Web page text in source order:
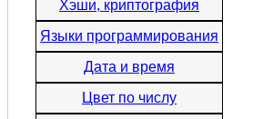
Хэши, криптография
Языки программирования
Дата и время
Цвет по числу